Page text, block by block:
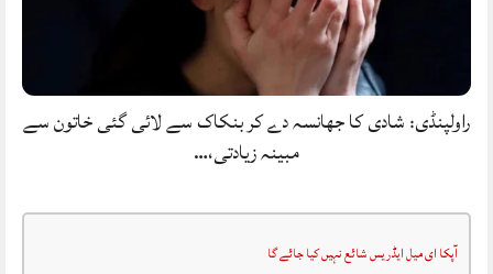
راولپنڈی: شادی کا جھانسہ دے کر بنکاک سے لائی گئی خاتون سے
مبینہ زیادتی،…
آپکا ای میل ایڈریس شائع نہیں کیا جائے گا